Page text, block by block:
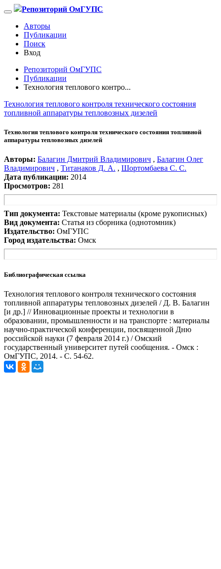
Репозиторий ОмГУПС
Авторы
Публикации
Поиск
Вход
Репозиторий ОмГУПС
Публикации
Технология теплового контро...
Технология теплового контроля технического состояния
топливной аппаратуры тепловозных дизелей
Технология теплового контроля технического состояния топливной
аппаратуры тепловозных дизелей
Авторы: Балагин Дмитрий Владимирович , Балагин Олег
Владимирович , Титанаков Д. А. , Шортомбаева С. С.
Дата публикации: 2014
Просмотров: 281
Тип документа: Текстовые материалы (кроме рукописных)
Вид документа: Статья из сборника (однотомник)
Издательство: ОмГУПС
Город издательства: Омск
Библиографическая ссылка
Технология теплового контроля технического состояния
топливной аппаратуры тепловозных дизелей / Д. В. Балагин
[и др.] // Инновационные проекты и технологии в
образовании, промышленности и на транспорте : материалы
научно-практической конференции, посвященной Дню
российской науки (7 февраля 2014 г.) / Омский
государственный университет путей сообщения. - Омск :
ОмГУПС, 2014. - С. 54-62.